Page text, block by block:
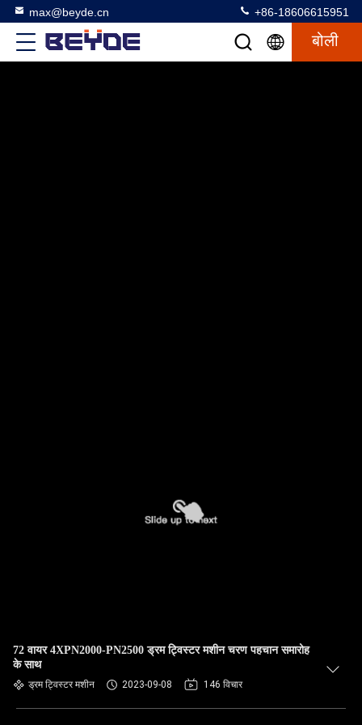
max@beyde.cn +86-18606615951
बोली
72 वायर 4XPN2000-PN2500 ड्रम ट्विस्टर मशीन चरण पहचान समारोह
के साथ
ड्रम ट्विस्टर मशीन 2023-09-08 146 विचार